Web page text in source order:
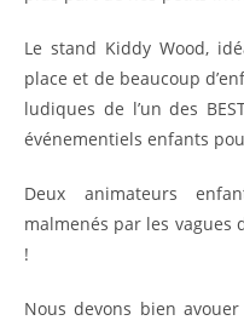
Le stand Kiddy Wood,
place et de beaucoup
ludiques de l’un des
événementiels enfants
Deux animateurs
malmenés par les vagues
!
Nous devons bien